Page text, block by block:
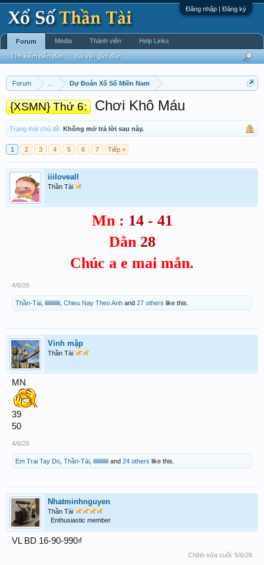
Đăng nhập | Đăng ký
Forum Dự Đoán Xổ Số Miền Nam
{XSMN} Thứ 6: Chơi Khô Máu
Trạng thái chủ đề: Không mở trả lời sau này.
1 2 3 4 5 6 7 Tiếp >
iiiloveall
Thần Tài
Mn : 14 - 41
Dằn 28
Chúc a e mai mắn.
4/6/26
Thần-Tài ilililililili Chieu Nay Theo Anh and 27 others like this.
Vinh mập
Thần Tài
MN
39
50
4/6/26
Em Trai Tay Do Thần-Tài ilililililili and 24 others like this.
Nhatminhnguyen
Thần Tài
Enthusiastic member
VL BD 16-90-990₫
Chỉnh sửa cuối: 5/6/26
Forum
Tìm kiếm diễn đàn Bài viết gần đây
Media Thành viên Help Links